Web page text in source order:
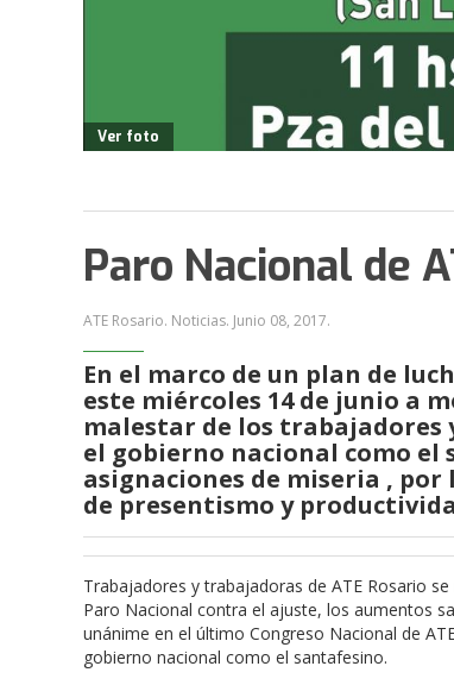
Ver foto
Paro Nacional de
ATE Rosario. Noticias. Junio 08, 2017.
En el marco de un plan de
este miércoles 14 de junio a
malestar de los
el gobierno nacional como el
asignaciones de miseria , por
de presentismo y
Trabajadores y trabajadoras de ATE Rosario
Paro Nacional contra el ajuste, los aumentos
unánime en el último Congreso Nacional de
gobierno nacional como el santafesino.